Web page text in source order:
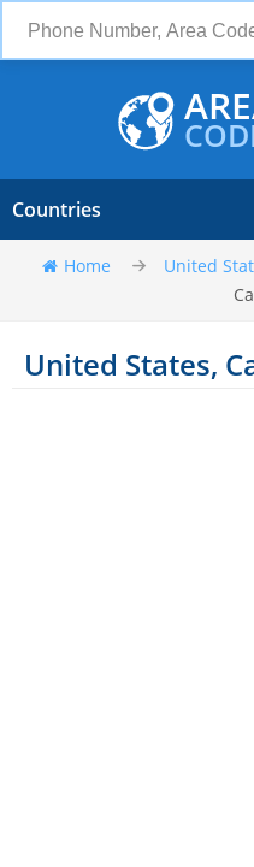
Countries
Home United
United States,